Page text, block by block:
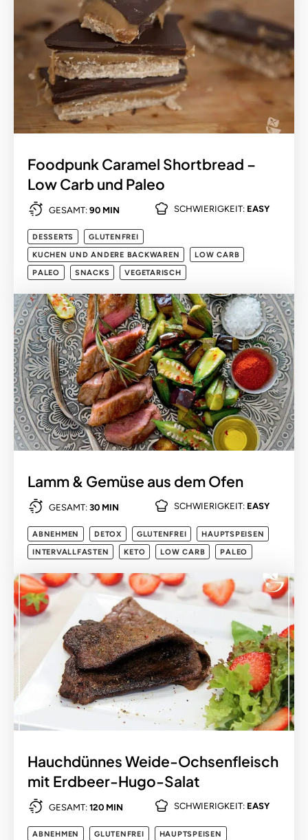
Foodpunk Caramel Shortbread –
Low Carb und Paleo
GESAMT: 90 MIN SCHWIERIGKEIT: EASY
DESSERTS
GLUTENFREI
KUCHEN UND ANDERE BACKWAREN
LOW CARB
PALEO
SNACKS VEGETARISCH
Lamm & Gemüse aus dem Ofen
GESAMT: 30 MIN SCHWIERIGKEIT: EASY
ABNEHMEN DETOX GLUTENFREI
HAUPTSPEISEN
INTERVALLFASTEN
KETO LOW CARB PALEO
Hauchdünnes Weide-Ochsenfleisch
mit Erdbeer-Hugo-Salat
GESAMT: 120 MIN SCHWIERIGKEIT: EASY
ABNEHMEN GLUTENFREI
HAUPTSPEISEN